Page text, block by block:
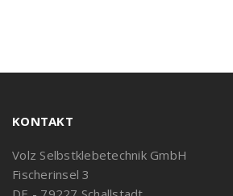
KONTAKT
Volz Selbstklebetechnik GmbH
Fischerinsel 3